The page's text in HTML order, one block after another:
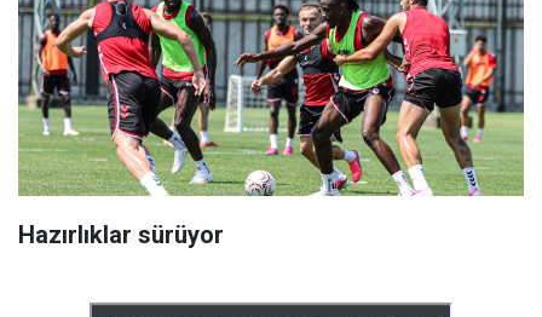
Hazırlıklar sürüyor